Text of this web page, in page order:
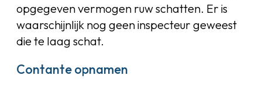
opgegeven vermogen ruw schatten. Er is
waarschijnlijk nog geen inspecteur geweest
die te laag schat.
Contante opnamen